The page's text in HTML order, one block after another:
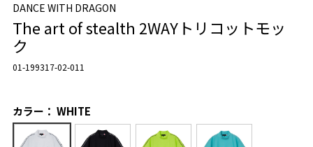
DANCE WITH DRAGON
The art of stealth 2WAYトリコットモッ
ク
01-199317-02-011
カラー： WHITE